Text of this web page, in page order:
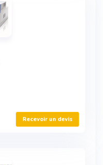
Recevoir un devis